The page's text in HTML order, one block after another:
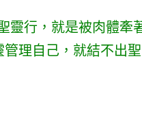
靈行，就是被肉體牽
理自己，就結不出